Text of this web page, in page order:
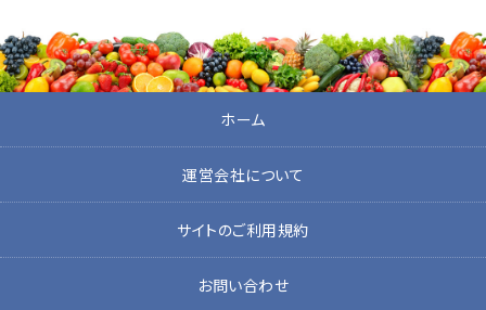
ホーム
運営会社について
サイトのご利用規約
お問い合わせ